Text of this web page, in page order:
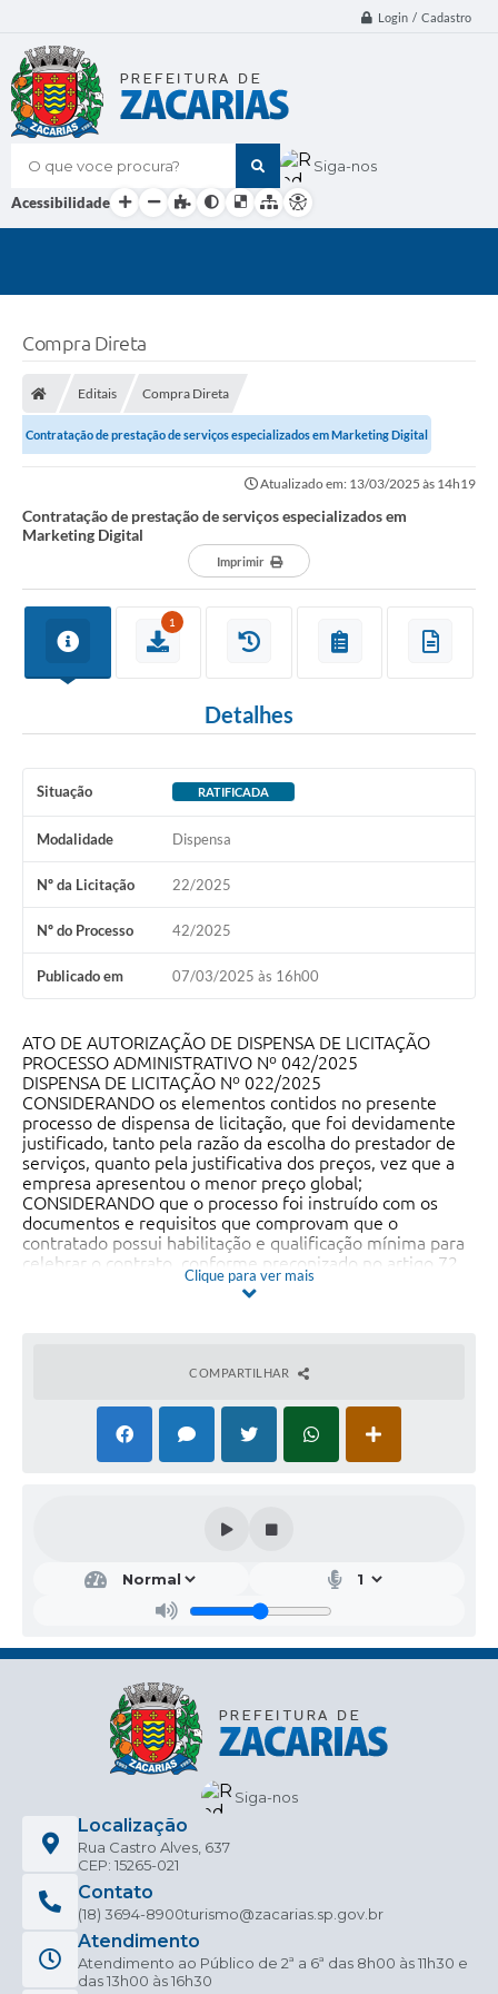
Login / Cadastro
O que voce procura? Siga-nos
Acessibilidade
Compra Direta
Editais Compra Direta
Contratação de prestação de serviços especializados em Marketing Digital
Atualizado em: 13/03/2025 às 14h19
Contratação de prestação de serviços especializados em
Marketing Digital
Imprimir
1
Detalhes
Situação RATIFICADA
Modalidade Dispensa
Nº da Licitação 22/2025
Nº do Processo 42/2025
Publicado em 07/03/2025 às 16h00
ATO DE AUTORIZAÇÃO DE DISPENSA DE LICITAÇÃO
PROCESSO ADMINISTRATIVO Nº 042/2025
DISPENSA DE LICITAÇÃO Nº 022/2025
CONSIDERANDO os elementos contidos no presente
processo de dispensa de licitação, que foi devidamente
justificado, tanto pela razão da escolha do prestador de
serviços, quanto pela justificativa dos preços, vez que a
empresa apresentou o menor preço global;
CONSIDERANDO que o processo foi instruído com os
documentos e requisitos que comprovam que o
contratado possui habilitação e qualificação mínima para
celebrar o contrato, conforme preconizado no artigo 72
da Lei Federal 14.133/2021;
CONSIDERANDO o PARECER JURIDICO que atesta que
No uso das atribuições que me foram conferidas, em
especial ao disposto no artigo 72, VIII da Lei Federal
14.133/2021 e art. 17 do Decreto nº 020/2022,
AUTORIZO A DISPENSA DE LICITAÇÃO 022/2025, nos
termos descritos abaixo:
Contratado: FELIPE E RODRIGUS DA SILVA LTDA, CNPJ
Valor Total: R$30.000,00 (trinta mil reais).
Fundamento Legal: Artigo 75, inciso II da Lei Federal
14.133/2021 e Decreto nº 020/2022.
Determino, ainda, que seja dada a devida publicidade
legal ao contrato, em atendimento ao preceito do artigo
72, parágrafo único da Lei 14.133/2021, para que fique à
disposição do público em sítio eletrônico oficial.
Zacarias-SP, 07 de março de 2025.
HEDER JEAN BRUNO DE OLIVEIRA
Clique para ver mais
COMPARTILHAR
Siga-nos
Localização
Rua Castro Alves, 637
CEP: 15265-021
Contato
(18) 3694-8900turismo@zacarias.sp.gov.br
Atendimento
Atendimento ao Público de 2ª a 6ª das 8h00 às 11h30 e
das 13h00 às 16h30